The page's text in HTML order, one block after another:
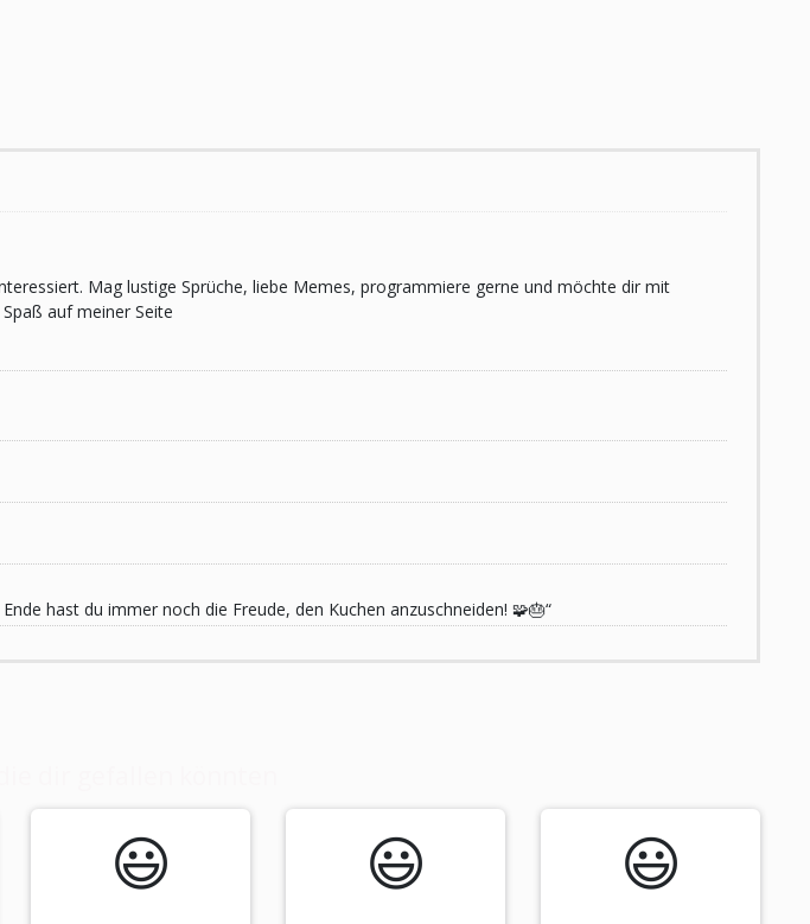
Mag lustige Sprüche, liebe Memes, programmiere gerne und möchte dir mit
auf meiner Seite
hast du immer noch die Freude, den Kuchen anzuschneiden! 🧩🎂“
😃️ 😃️ 😃️